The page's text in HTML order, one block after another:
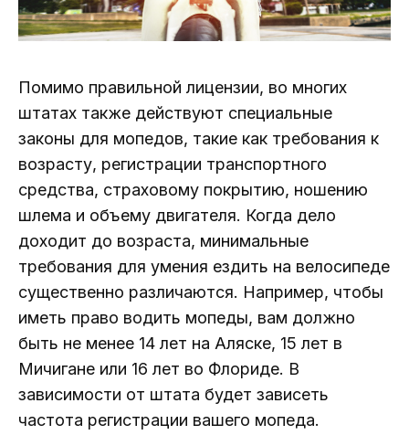
Помимо правильной лицензии, во многих
штатах также действуют специальные
законы для мопедов, такие как требования к
возрасту, регистрации транспортного
средства, страховому покрытию, ношению
шлема и объему двигателя. Когда дело
доходит до возраста, минимальные
требования для умения ездить на велосипеде
существенно различаются. Например, чтобы
иметь право водить мопеды, вам должно
быть не менее 14 лет на Аляске, 15 лет в
Мичигане или 16 лет во Флориде. В
зависимости от штата будет зависеть
частота регистрации вашего мопеда.